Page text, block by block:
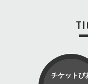
チケットぴ